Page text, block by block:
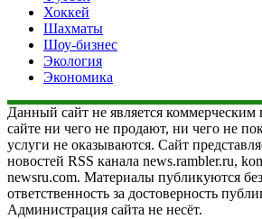
Хоккей
Шахматы
Шоу-бизнес
Экология
Экономика
Данный сайт не является
сайте ни чего не продают, ни чего не
услуги не оказываются. Сайт
новостей RSS канала news.rambler.ru,
newsru.com. Материалы публикуются
ответственность за достоверность
Администрация сайта не несёт.